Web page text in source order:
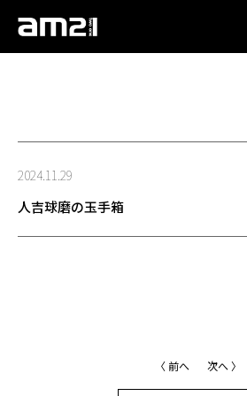
2024.11.29
人吉球磨の玉手箱
〈 前へ 次へ 〉